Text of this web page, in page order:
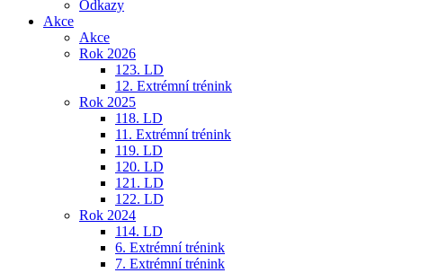
Odkazy
Akce
Akce
Rok 2026
123. LD
12. Extrémní trénink
Rok 2025
118. LD
11. Extrémní trénink
119. LD
120. LD
121. LD
122. LD
Rok 2024
114. LD
6. Extrémní trénink
7. Extrémní trénink